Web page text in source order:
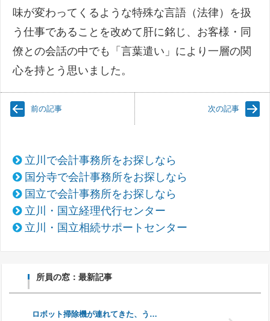
味が変わってくるような特殊な言語（法律）を扱
う仕事であることを改めて肝に銘じ、お客様・同
僚との会話の中でも「言葉遣い」により一層の関
心を持とう思いました。
前の記事 次の記事
立川で会計事務所をお探しなら
国分寺で会計事務所をお探しなら
国立で会計事務所をお探しなら
立川・国立経理代行センター
立川・国立相続サポートセンター
所員の窓：最新記事
ロボット掃除機が連れてきた、う…